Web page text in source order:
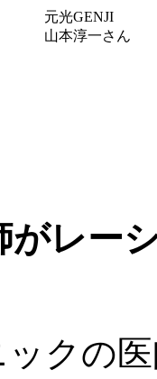
元光GENJI
山本淳一さん
がレー
クの